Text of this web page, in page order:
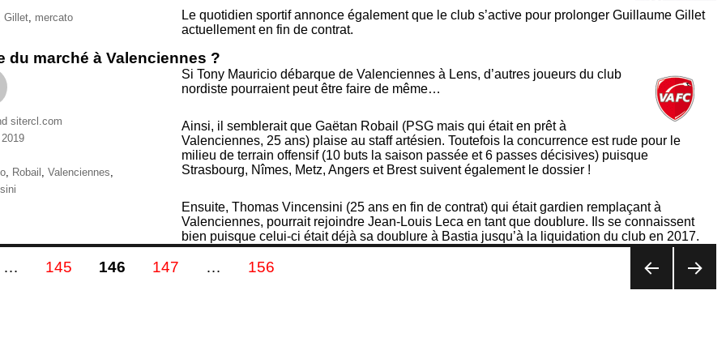
Le quotidien sportif annonce également que le club s’active pour prolonger Guillaume Gillet
actuellement en fin de contrat.
Gillet mercato
du marché à Valenciennes ?
Si Tony Mauricio débarque de Valenciennes à Lens, d’autres joueurs du club
nordiste pourraient peut être faire de même…
Ainsi, il semblerait que Gaëtan Robail (PSG mais qui était en prêt à
Valenciennes, 25 ans) plaise au staff artésien. Toutefois la concurrence est rude pour le
milieu de terrain offensif (10 buts la saison passée et 6 passes décisives) puisque
Strasbourg, Nîmes, Metz, Angers et Brest suivent également le dossier !
Ensuite, Thomas Vincensini (25 ans en fin de contrat) qui était gardien remplaçant à
Valenciennes, pourrait rejoindre Jean-Louis Leca en tant que doublure. Ils se connaissent
bien puisque celui-ci était déjà sa doublure à Bastia jusqu’à la liquidation du club en 2017.
sitercl.com
, Robail , Valenciennes,
… PAGE
145 PAGE
146 PAGE
147 … PAGE
156